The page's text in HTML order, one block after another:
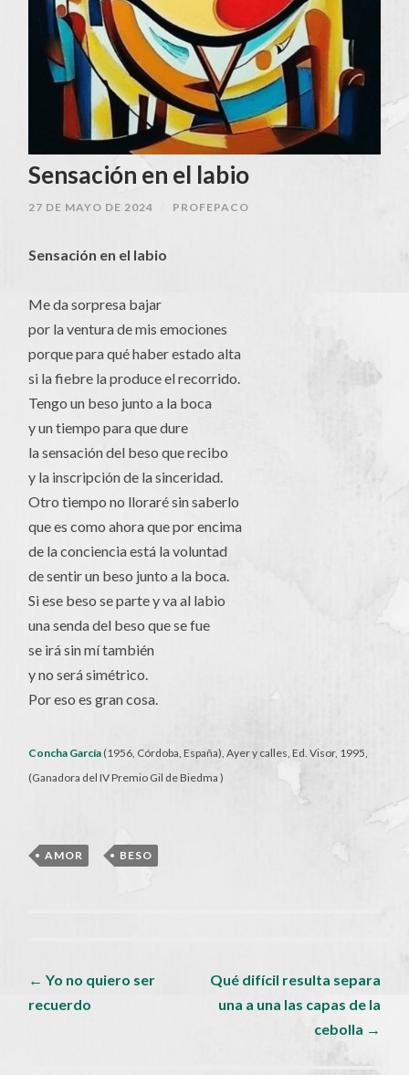
Sensación en el labio
27 DE MAYO DE 2024 PROFEPACO
Sensación en el labio
Me da sorpresa bajar
por la ventura de mis emociones
porque para qué haber estado alta
si la fiebre la produce el recorrido.
Tengo un beso junto a la boca
y un tiempo para que dure
la sensación del beso que recibo
y la inscripción de la sinceridad.
Otro tiempo no lloraré sin saberlo
que es como ahora que por encima
de la conciencia está la voluntad
de sentir un beso junto a la boca.
Si ese beso se parte y va al labio
una senda del beso que se fue
se irá sin mí también
y no será simétrico.
Por eso es gran cosa.
Concha García (1956, Córdoba, España), Ayer y calles, Ed. Visor, 1995,
(Ganadora del IV Premio Gil de Biedma )
AMOR , BESO
Navegador
de
← Yo no quiero ser
recuerdo
Qué difícil resulta separa
una a una las capas de la
cebolla →